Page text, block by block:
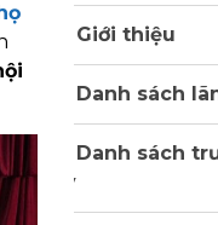
Giới thiệu
Danh sách
Danh sách
ty